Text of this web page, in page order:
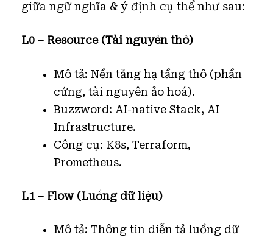
giữa ngữ nghĩa & ý định cụ thể như sau:
L0 – Resource (Tài nguyên thô)
Mô tả: Nền tảng hạ tầng thô (phần
cứng, tài nguyên ảo hoá).
Buzzword: AI-native Stack, AI
Infrastructure.
Công cụ: K8s, Terraform,
Prometheus.
L1 – Flow (Luồng dữ liệu)
Mô tả: Thông tin diễn tả luồng dữ